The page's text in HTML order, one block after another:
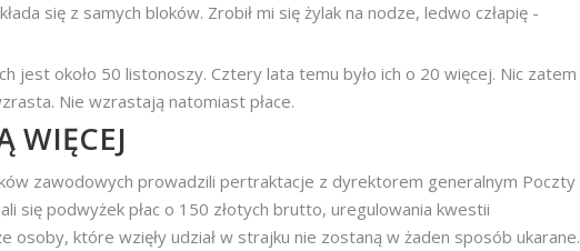
się z samych bloków. Zrobił mi się żylak na nodze, ledwo człapię -
jest około 50 listonoszy. Cztery lata temu było ich o 20 więcej. Nic zatem
Nie wzrastają natomiast płace.
WIĘCEJ
zawodowych prowadzili pertraktacje z dyrektorem generalnym Poczty
się podwyżek płac o 150 złotych brutto, uregulowania kwestii
osoby, które wzięły udział w strajku nie zostaną w żaden sposób ukarane.